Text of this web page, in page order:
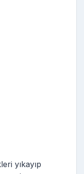
yıkayıp